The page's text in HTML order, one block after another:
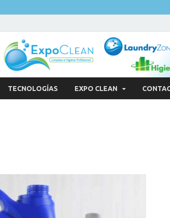
TECNOLOGÍAS EXPO CLEAN